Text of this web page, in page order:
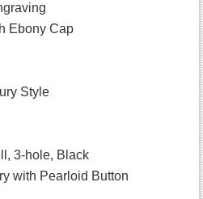
Ebony Cap
Style
3-hole, Black
with Pearloid Button